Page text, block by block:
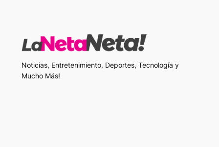
Noticias, Entretenimiento, Deportes, Tecnología y
Mucho Más!